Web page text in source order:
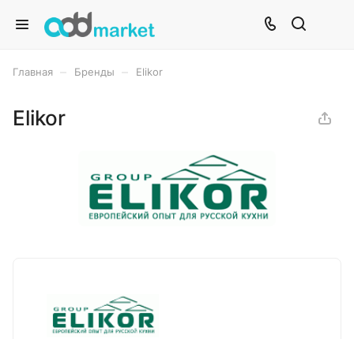
Главная Бренды Elikor
Elikor